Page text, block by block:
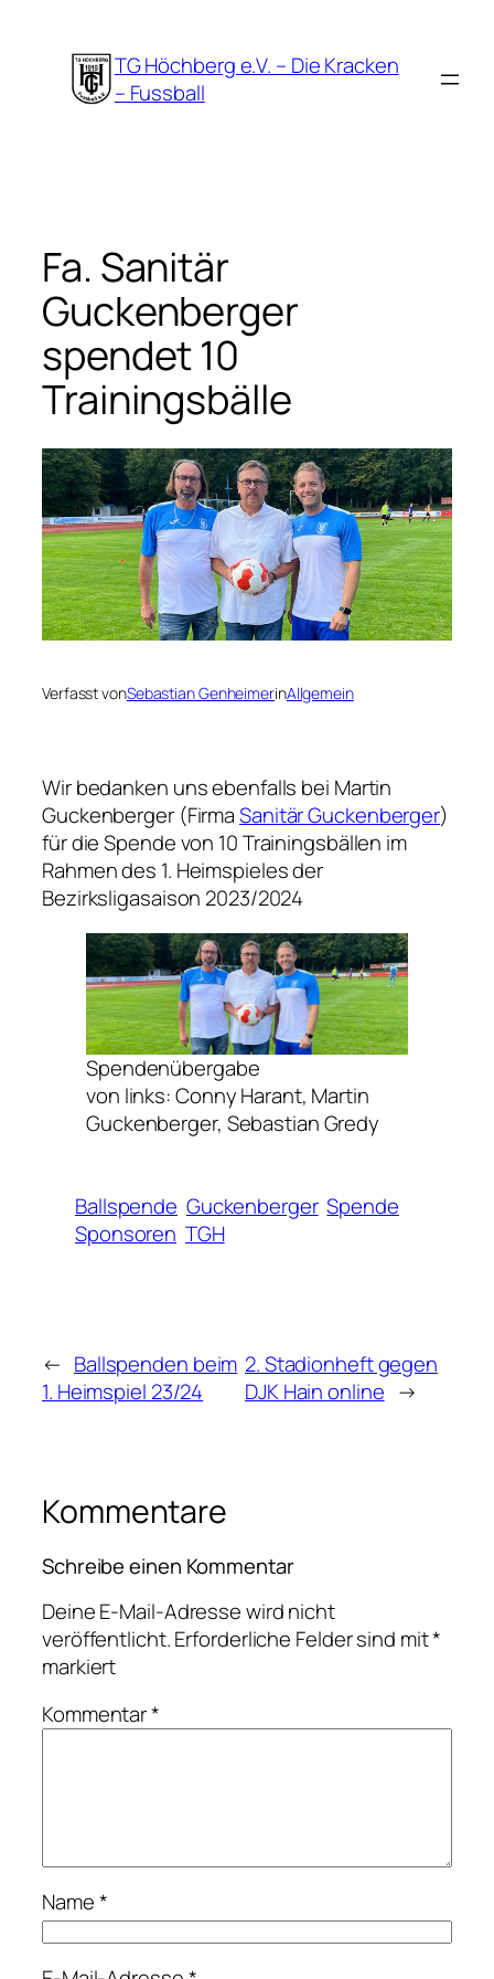
springen
TG Höchberg e.V. – Die Kracken
– Fussball
Fa. Sanitär
Guckenberger
spendet 10
Trainingsbälle
Verfasst vonSebastian GenheimerinAllgemein
Wir bedanken uns ebenfalls bei Martin
Guckenberger (FirmaSanitär Guckenberger)
für die Spende von 10 Trainingsbällen im
Rahmen des 1. Heimspieles der
Bezirksligasaison 2023/2024
Spendenübergabe
von links: Conny Harant, Martin
Guckenberger, Sebastian Gredy
Ballspende Guckenberger Spende
Sponsoren TGH
← Ballspenden beim
1. Heimspiel 23/24
2. Stadionheft gegen
DJK Hain online →
Kommentare
Schreibe einen Kommentar
Deine E-Mail-Adresse wird nicht
veröffentlicht.Erforderliche Felder sind mit*
markiert
Kommentar*
Name*